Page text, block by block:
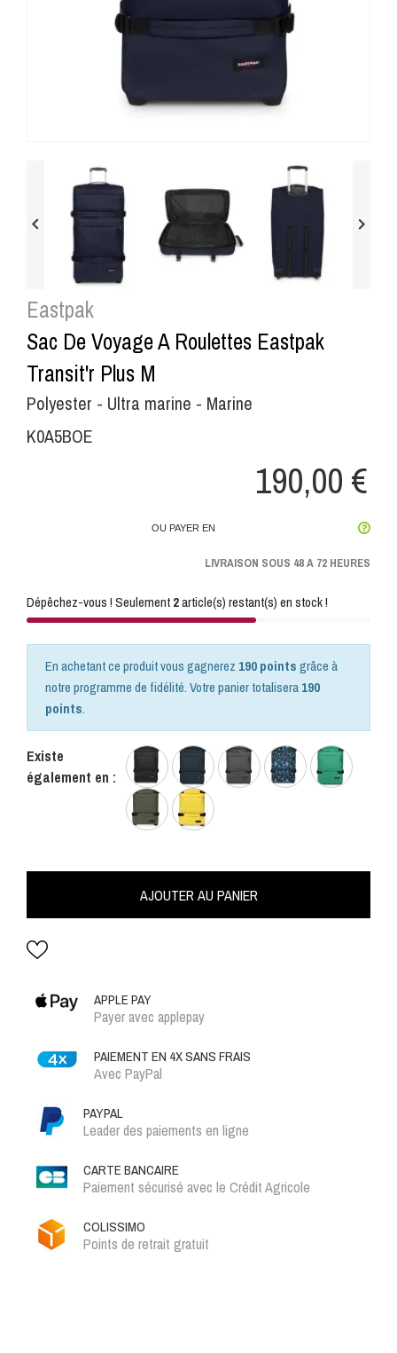
 
Eastpak
Sac De Voyage A Roulettes Eastpak
Transit'r Plus M
Polyester - Ultra marine - Marine
K0A5BOE
190,00 €
OU PAYER EN
LIVRAISON SOUS 48 A 72 HEURES
Dépêchez-vous ! Seulement2article(s) restant(s) en stock !
En achetant ce produit vous gagnerez 190 pointsgrâce à
notre programme de fidélité. Votre panier totalisera190
points.
Existe
également en :
AJOUTER AU PANIER
APPLE PAY
Payer avec applepay
PAIEMENT EN 4X SANS FRAIS
Avec PayPal
PAYPAL
Leader des paiements en ligne
CARTE BANCAIRE
Paiement sécurisé avec le Crédit Agricole
COLISSIMO
Points de retrait gratuit